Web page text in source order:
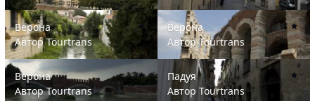
Верона
Верона
АвторTourtrans
Верона
Верона
АвторTourtrans
Верона
Верона
АвторTourtrans
Падуя
Падуя
АвторTourtrans